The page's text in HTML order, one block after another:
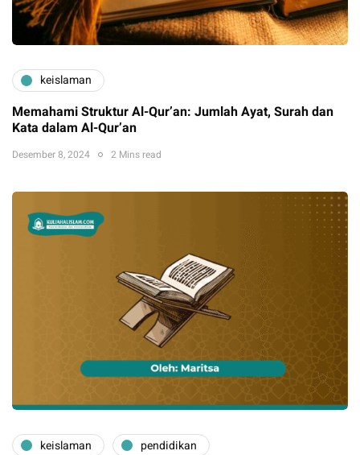
keislaman
Memahami Struktur Al-Qur’an: Jumlah Ayat, Surah dan
Kata dalam Al-Qur’an
Desember 8, 2024 2 Mins read
keislaman pendidikan